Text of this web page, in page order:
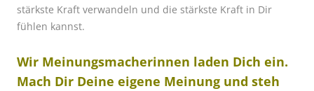
stärkste Kraft verwandeln und die stärkste Kraft in Dir
fühlen kannst.
Wir Meinungsmacherinnen laden Dich ein.
Mach Dir Deine eigene Meinung und steh